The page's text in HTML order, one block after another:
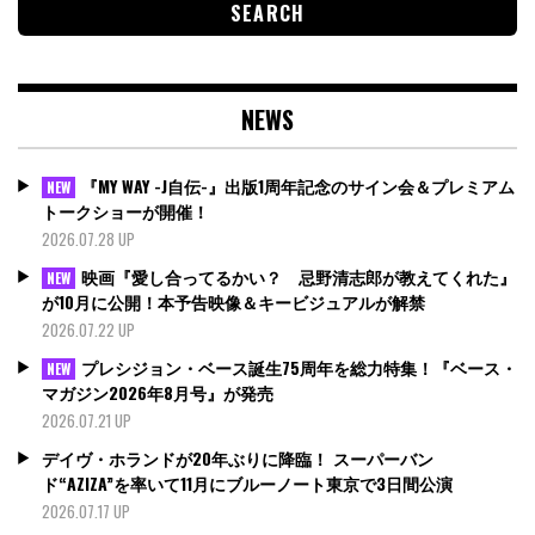
NEWS
NEW
『MY WAY -J自伝-』出版1周年記念のサイン会＆プレミアム
トークショーが開催！
2026.07.28 UP
NEW 映画『愛し合ってるかい？ 忌野清志郎が教えてくれた』
が10月に公開！本予告映像＆キービジュアルが解禁
2026.07.22 UP
NEW プレシジョン・ベース誕生75周年を総力特集！『ベース・
マガジン2026年8月号』が発売
2026.07.21 UP
デイヴ・ホランドが20年ぶりに降臨！ スーパーバン
ド“AZIZA”を率いて11月にブルーノート東京で3日間公演
2026.07.17 UP